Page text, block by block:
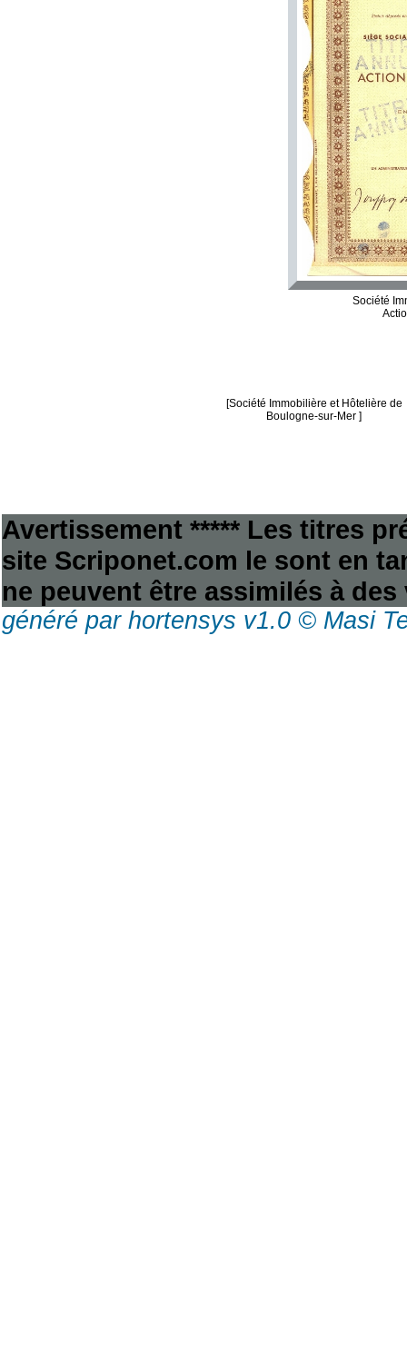
Société
[Société Immobilière et Hôtelière de
Boulogne-sur-Mer ]
Avertissement ***** Les titres
site Scriponet.com le sont en
ne peuvent être assimilés à
généré par hortensys v1.0 © Masi